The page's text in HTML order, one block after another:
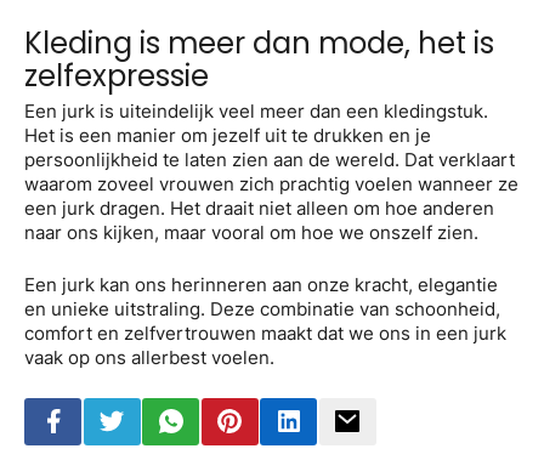
Kleding is meer dan mode, het is
zelfexpressie
Een jurk is uiteindelijk veel meer dan een kledingstuk.
Het is een manier om jezelf uit te drukken en je
persoonlijkheid te laten zien aan de wereld. Dat verklaart
waarom zoveel vrouwen zich prachtig voelen wanneer ze
een jurk dragen. Het draait niet alleen om hoe anderen
naar ons kijken, maar vooral om hoe we onszelf zien.
Een jurk kan ons herinneren aan onze kracht, elegantie
en unieke uitstraling. Deze combinatie van schoonheid,
comfort en zelfvertrouwen maakt dat we ons in een jurk
vaak op ons allerbest voelen.